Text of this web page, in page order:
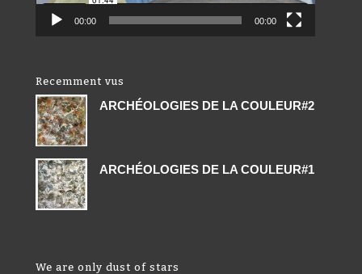
00:00 00:00
Recemment vus
ARCHÉOLOGIES DE LA COULEUR#2
ARCHÉOLOGIES DE LA COULEUR#1
We are only dust of stars